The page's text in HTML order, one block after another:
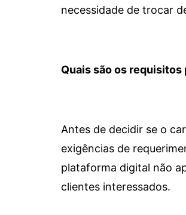
necessidade de trocar
Quais são os requisitos
Antes de decidir se o
exigências de
plataforma digital não
clientes interessados.